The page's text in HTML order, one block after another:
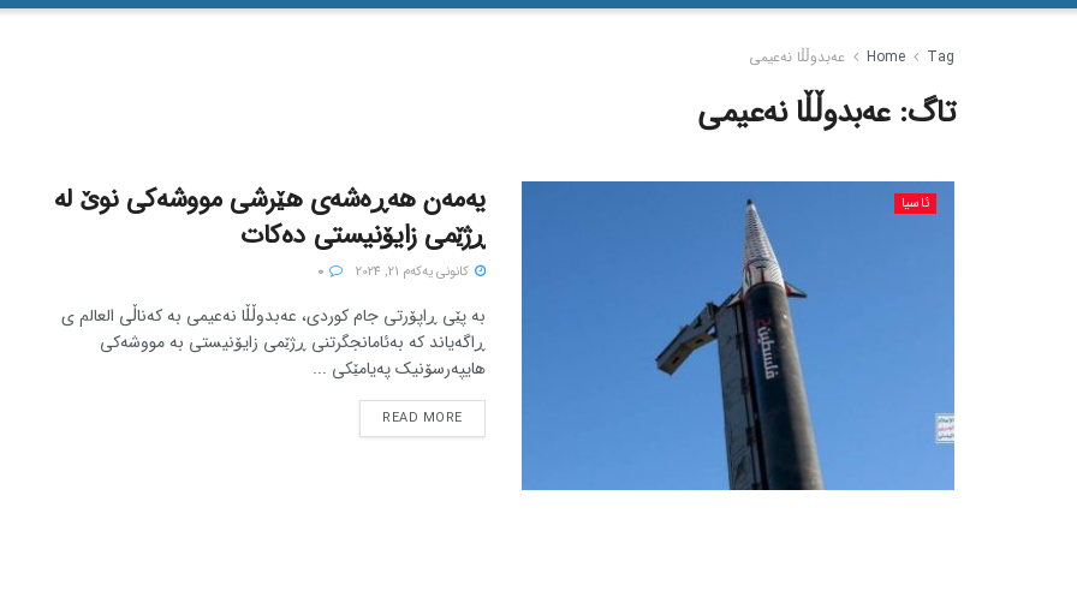
Home Tag عەبدوڵڵا نەعیمی
تاگ:عەبدوڵڵا نەعیمی
ئاسیا
یەمەن هەڕەشەی هێرشی مووشەکی نوێ لە
ڕژێمی زایۆنیستی دەکات
كانونی یه‌كه‌م 21, 2024
بە پێی ڕاپۆرتی جام کوردی، عەبدوڵڵا نەعیمی بە کەناڵی العالم ی
ڕاگەیاند کە بەئامانجگرتنی ڕژێمی زایۆنیستی بە مووشەکی
هایپەرسۆنیک پەیامێکی ...
READ MORE